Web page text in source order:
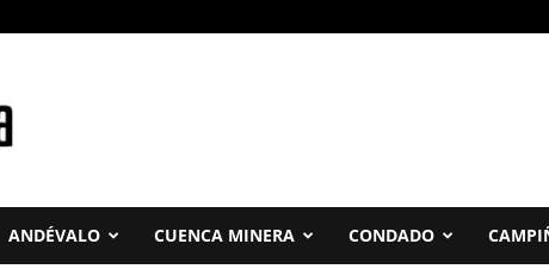
ANDÉVALO CUENCA MINERA CONDADO